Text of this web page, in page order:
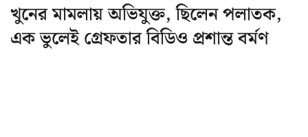
খুনের মামলায় অভিযুক্ত, ছিলেন পলাতক,
এক ভুলেই গ্রেফতার বিডিও প্রশান্ত বর্মণ